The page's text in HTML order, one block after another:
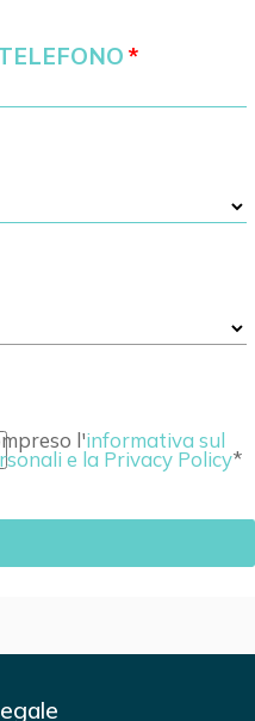
l'informativa sul
e la Privacy Policy